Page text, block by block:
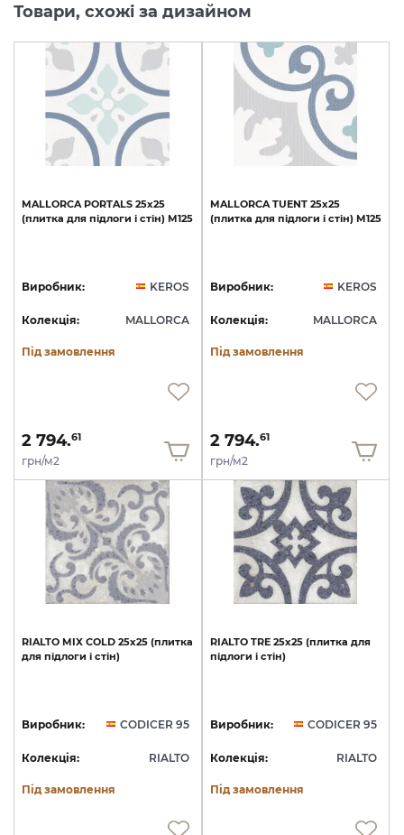
Товари, схожі за дизайном
MALLORCA PORTALS 25х25
(плитка для підлоги і стін) M125
Виробник: KEROS
Колекція: MALLORCA
Під замовлення
2 794.61
грн/м2
MALLORCA TUENT 25х25
(плитка для підлоги і стін) M125
Виробник: KEROS
Колекція: MALLORCA
Під замовлення
2 794.61
грн/м2
RIALTO MIX COLD 25x25 (плитка
для підлоги і стін)
Виробник: CODICER 95
Колекція: RIALTO
Під замовлення
RIALTO TRE 25x25 (плитка для
підлоги і стін)
Виробник: CODICER 95
Колекція: RIALTO
Під замовлення